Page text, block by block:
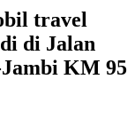
travel
di Jalan
KM 95